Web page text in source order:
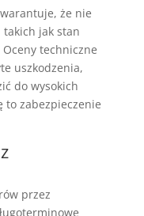
że nie
takich jak stan
techniczne
uszkodzenia,
do wysokich
to zabezpieczenie
przez